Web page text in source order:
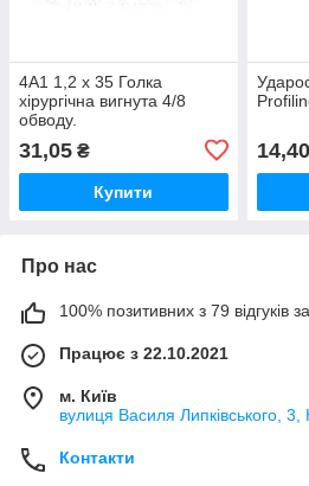
4А1 1,2 х 35 Голка
хірургічна вигнута 4/8
обводу.
31,05 ₴
Купити
14,40
Про нас
100% позитивних з 79 відгуків
Працює з 22.10.2021
м. Київ
вулиця Василя Липківського, 3,
Контакти